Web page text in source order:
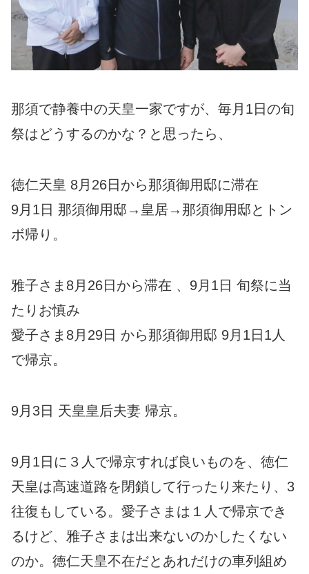
那須で静養中の天皇一家ですが、毎月1日の旬
祭はどうするのかな？と思ったら、
徳仁天皇 8月26日から那須御用邸に滞在
9月1日 那須御用邸→皇居→那須御用邸とトン
ボ帰り。
雅子さま8月26日から滞在 、9月1日 旬祭に当
たりお慎み
愛子さま8月29日 から那須御用邸 9月1日1人
で帰京。
9月3日 天皇皇后夫妻 帰京。
9月1日に３人で帰京すれば良いものを、徳仁
天皇は高速道路を閉鎖して行ったり来たり、3
往復もしている。愛子さまは１人で帰京でき
るけど、雅子さまは出来ないのかしたくない
のか。徳仁天皇不在だとあれだけの車列組め